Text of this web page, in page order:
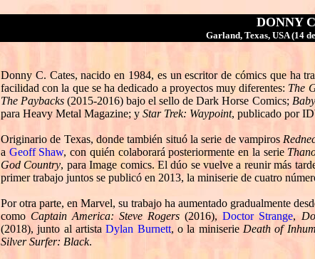
DONNY
Garland, Texas, USA (14
Donny C. Cates, nacido en 1984, es un escritor de cómics que ha
facilidad con la que se ha dedicado a proyectos muy diferentes: The
The Paybacks (2015-2016) bajo el sello de Dark Horse Comics;
para Heavy Metal Magazine; y Star Trek: Waypoint, publicado por
Originario de Texas, donde también situó la serie de vampiros
a Geoff Shaw, con quién colaborará posteriormente en la serie
God Country, para Image comics. El dúo se vuelve a reunir más
primer trabajo juntos se publicó en 2013, la miniserie de cuatro
Por otra parte, en Marvel, su trabajo ha aumentado gradualmente
como Captain America: Steve Rogers (2016),Doctor Strange,
(2018), junto al artistaDylan Burnett, o la miniserie Death of
Silver Surfer: Black.